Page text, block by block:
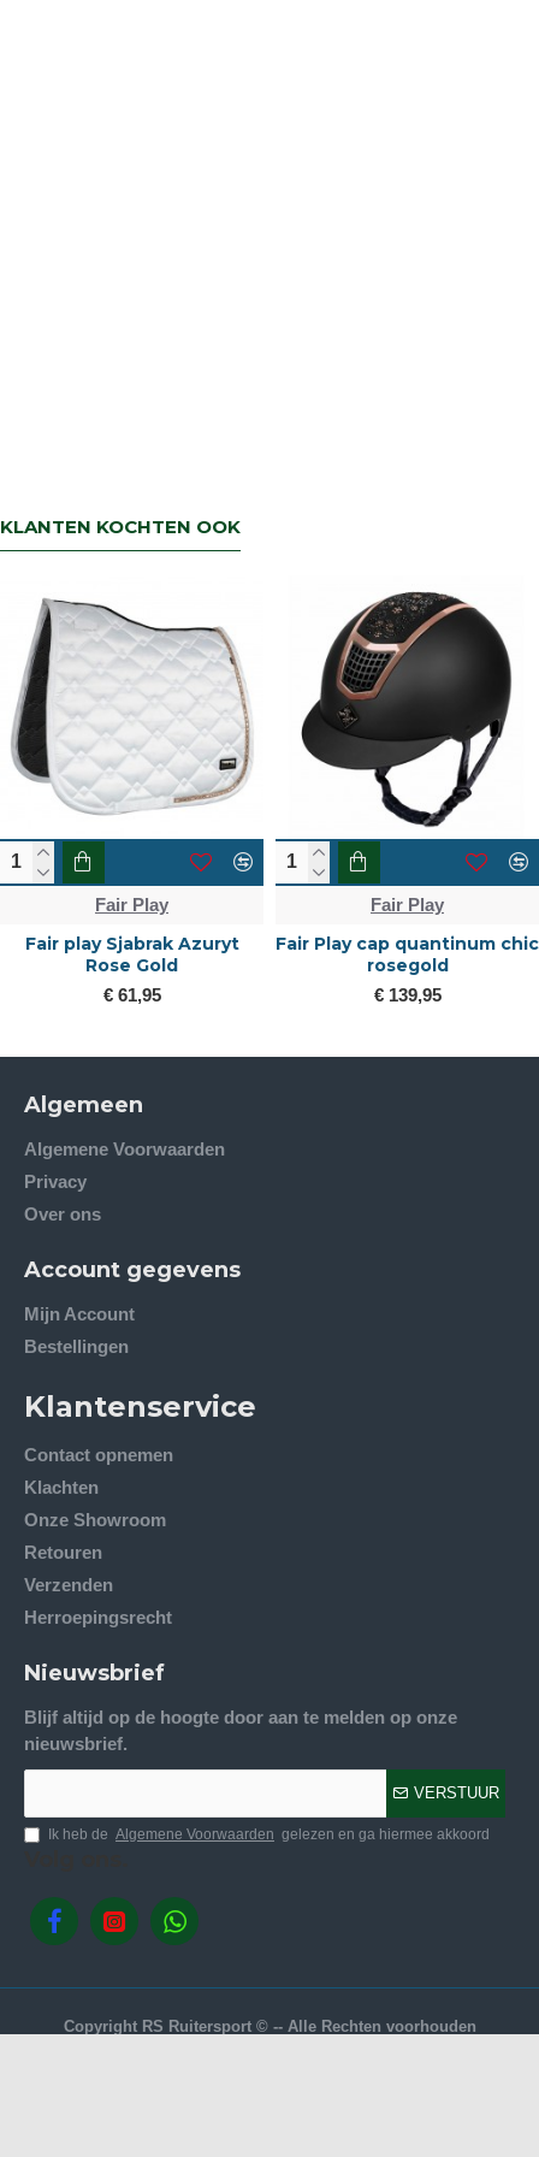
KLANTEN KOCHTEN OOK
Fair Play
Fair play Sjabrak Azuryt
Rose Gold
€ 61,95
Fair Play
Fair Play cap quantinum chic
rosegold
€ 139,95
Algemeen
Algemene Voorwaarden
Privacy
Over ons
Account gegevens
Mijn Account
Bestellingen
Klantenservice
Contact opnemen
Klachten
Onze Showroom
Retouren
Verzenden
Herroepingsrecht
Nieuwsbrief
Blijf altijd op de hoogte door aan te melden op onze
nieuwsbrief.
VERSTUUR
Ik heb de Algemene Voorwaarden gelezen en ga hiermee akkoord
Copyright RS Ruitersport © -- Alle Rechten voorhouden